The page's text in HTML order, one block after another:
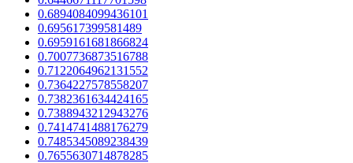
0.6894084099436101
0.695617399581489
0.6959161681866824
0.7007736873516788
0.7122064962131552
0.7364227578558207
0.7382361634424165
0.7388943212943276
0.7414741488176279
0.7485345089238439
0.7655630714878285